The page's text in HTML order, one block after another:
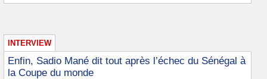
INTERVIEW
Enfin, Sadio Mané dit tout après l’échec du Sénégal à
la Coupe du monde